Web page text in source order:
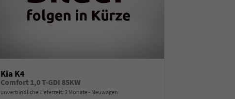
Kia K4
Comfort 1,0 T-GDI 85KW
unverbindliche Lieferzeit:3 Monate Neuwagen